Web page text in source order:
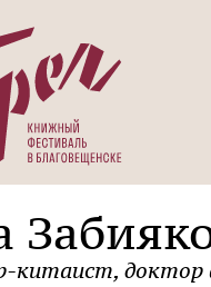
китаист, доктор